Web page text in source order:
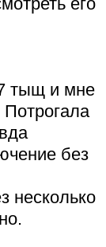
тыщ и мне
Потрогала
без
несколько